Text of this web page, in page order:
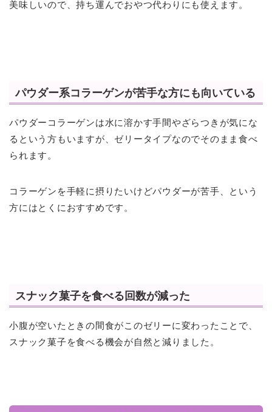
美味しいので、持ち運んでおやつ代わりにも使えます。
パウダー系コラーゲンが苦手な方にも向いている
パウダーコラーゲンは水に溶かす手間やざらつきが気にな
るという方もいますが、ゼリータイプなのでそのまま食べ
られます。
コラーゲンを手軽に摂りたいけどパウダーが苦手、という
方にはとくにおすすめです。
スナック菓子を食べる回数が減った
小腹が空いたときの間食がこのゼリーに変わったことで、
スナック菓子を食べる機会が自然と減りました。